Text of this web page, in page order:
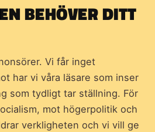
BEHÖVER DITT
Vi får inget
har vi våra läsare som inser
som tydligt tar ställning. För
mot högerpolitik och
verkligheten och vi vill ge